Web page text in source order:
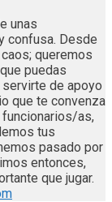
unas
confusa. Desde
queremos
puedas
de apoyo
que te convenza
as,
tus
pasado por
entonces,
que jugar.